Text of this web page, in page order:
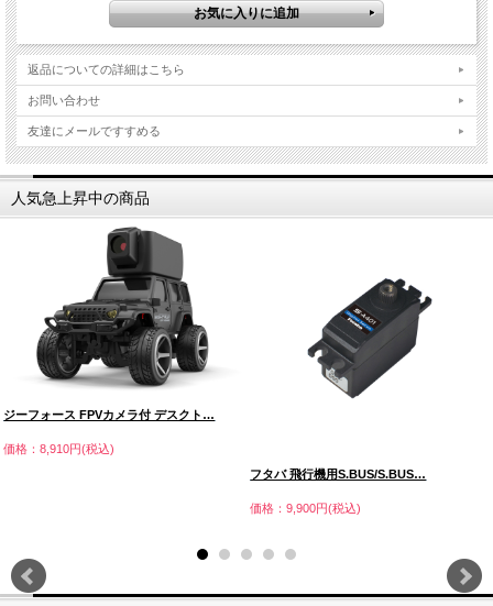
返品についての詳細はこちら
お問い合わせ
友達にメールですすめる
人気急上昇中の商品
ジーフォース FPVカメラ付 デスクト…
価格：8,910円(税込)
フタバ 飛行機用S.BUS/S.BUS…
価格：9,900円(税込)